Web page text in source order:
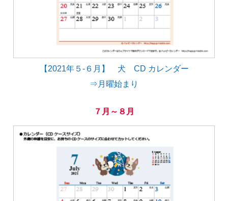
【2021年５-６月】 犬 CD カレンダー
⇒月曜始まり
７月～８月